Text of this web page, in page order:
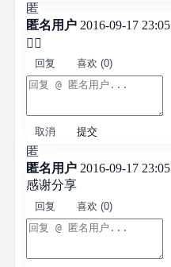
匿
匿名用户 2016-09-17 23:05

回复 喜欢 (0)
取消 提交
匿
匿名用户 2016-09-17 23:05
感谢分享
回复 喜欢 (0)